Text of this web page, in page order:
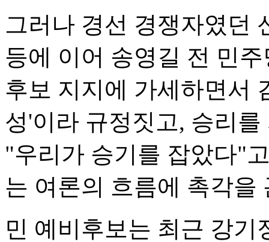
그러나 경선 경쟁자였던
등에 이어 송영길 전 민
후보 지지에 가세하면서
성'이라 규정짓고, 승리
"우리가 승기를 잡았다"
는 여론의 흐름에 촉각을
민 예비후보는 최근 강기